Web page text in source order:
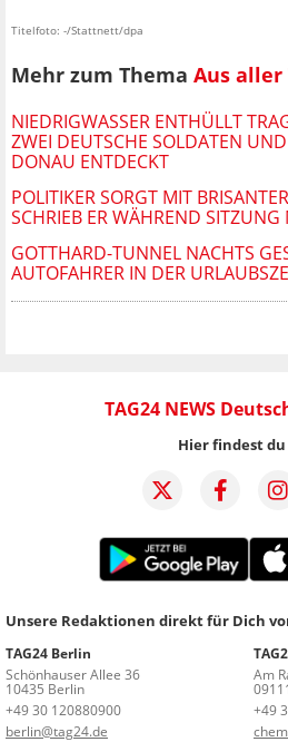
Titelfoto: -/Stattnett/dpa
Mehr zum Thema Aus
NIEDRIGWASSER ENTHÜLLT
ZWEI DEUTSCHE SOLDATEN
DONAU ENTDECKT
POLITIKER SORGT MIT
SCHRIEB ER WÄHREND SITZUNG
GOTTHARD-TUNNEL NACHTS
AUTOFAHRER IN DER
TAG24 NEWS
Hier findest du
Unsere Redaktionen direkt für Dich
TAG24 Berlin
Schönhauser Allee 36
10435 Berlin
+49 30 120880900
berlin@tag24.de
Am
+49